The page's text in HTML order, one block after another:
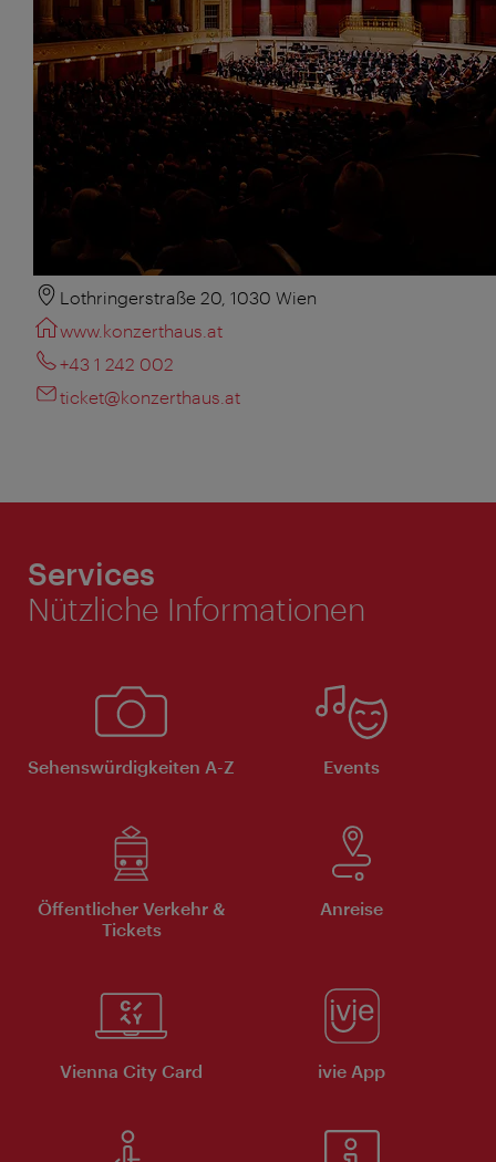
Lothringerstraße 20, 1030 Wien
www.konzerthaus.at
+43 1 242 002
ticket@konzerthaus.at
Services
Nützliche Informationen
Sehenswürdigkeiten A-Z Events
Öffentlicher Verkehr &
Tickets
Anreise
Vienna City Card ivie App